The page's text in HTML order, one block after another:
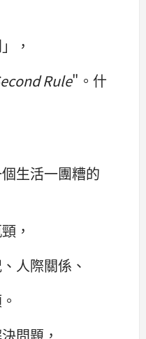
，
Rule"。什
生活一團糟的
，
人際關係、